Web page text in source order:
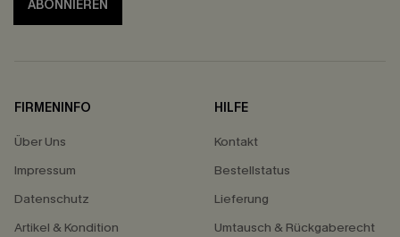
ABONNIEREN
FIRMENINFO
Über Uns
Impressum
Datenschutz
Artikel & Kondition
HILFE
Kontakt
Bestellstatus
Lieferung
Umtausch & Rückgaberecht